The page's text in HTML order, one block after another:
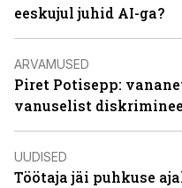
eeskujul juhid AI-ga?
ARVAMUSED
Piret Potisepp:
vanuselist
UUDISED
Töötaja jäi puhkuse